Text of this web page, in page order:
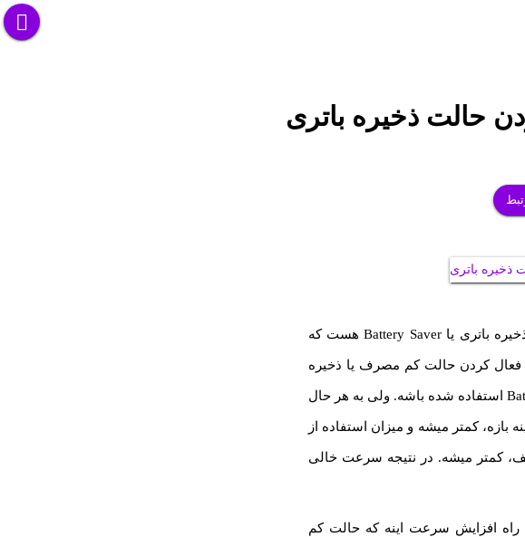
حالت ذخیره باتری
یه قابلیتی که توی همه گوشی ها و تبلت های امروزی هست، حالت ذخیره باتری یا Battery Saver هست که
فعال کردن حالت کم مصرف یا ذخیره
باتری، متفاوته، مثلاً شاید از عبارت Adaptive Battery یا Battery Optimizer استفاده شده باشه. ولی به هر حال
بازه، کمتر میشه و میزان استفاده از
کمتر میشه. در نتیجه سرعت خالی
افزایش سرعت اینه که حالت کم